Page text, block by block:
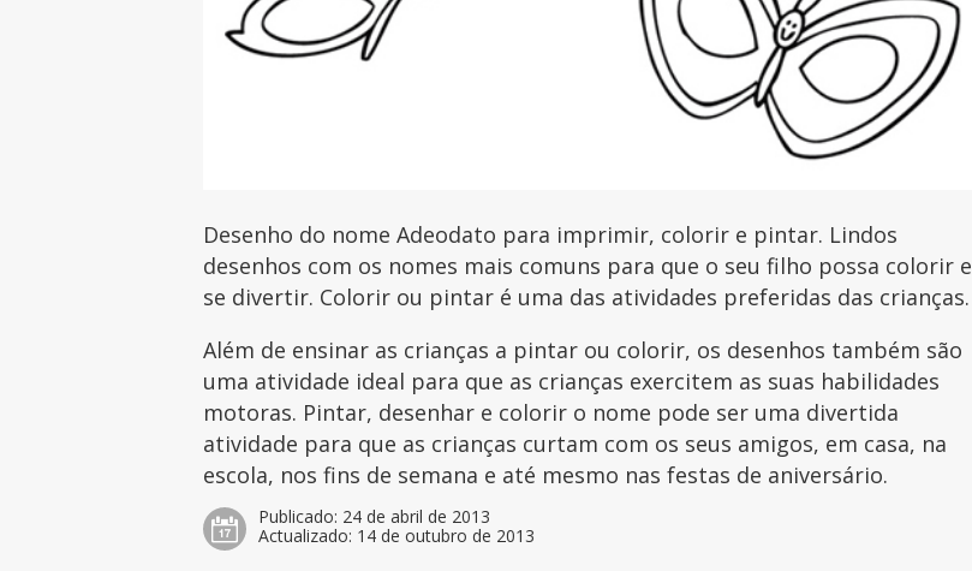
Desenho do nome Adeodato para imprimir, colorir e pintar. Lindos
desenhos com os nomes mais comuns para que o seu filho possa colorir e
se divertir. Colorir ou pintar é uma das atividades preferidas das crianças.
Além de ensinar as crianças a pintar ou colorir, os desenhos também são
uma atividade ideal para que as crianças exercitem as suas habilidades
motoras. Pintar, desenhar e colorir o nome pode ser uma divertida
atividade para que as crianças curtam com os seus amigos, em casa, na
escola, nos fins de semana e até mesmo nas festas de aniversário.
Publicado: 24 de abril de 2013
Actualizado: 14 de outubro de 2013